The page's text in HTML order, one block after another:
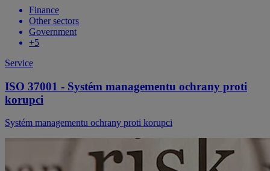
Finance
Other sectors
Government
+5
Service
ISO 37001 - Systém managementu ochrany proti
korupci
Systém managementu ochrany proti korupci